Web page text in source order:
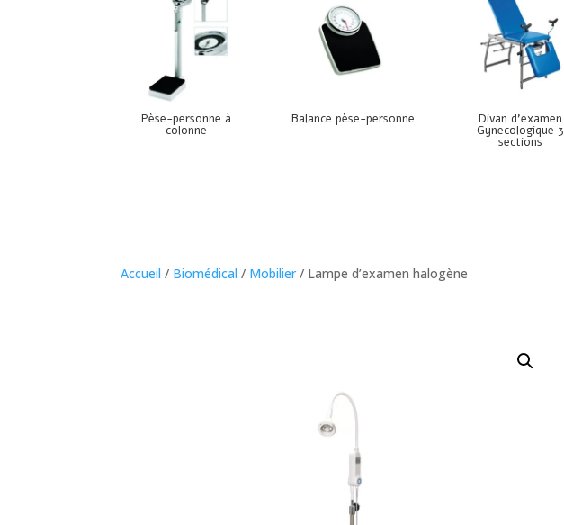
Pèse-personne à
colonne
Balance pèse-personne Divan d’examen
Gynecologique 3
sections
Accueil / Biomédical / Mobilier/ Lampe d’examen halogène